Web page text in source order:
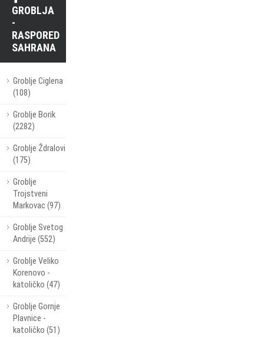
GROBLJA
-
RASPORED
SAHRANA
Groblje Ciglena
(108)
Groblje Borik
(2282)
Groblje Ždralovi
(175)
Groblje
Trojstveni
Markovac (97)
Groblje Svetog
Andrije (552)
Groblje Veliko
Korenovo -
katoličko (47)
Groblje Gornje
Plavnice -
katoličko (51)